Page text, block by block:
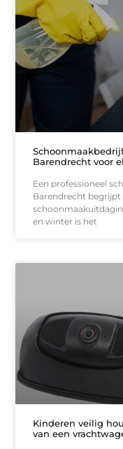
Barendrecht voor
Een professioneel
Barendrecht begrijpt
en winter is het
Kinderen veilig
van een